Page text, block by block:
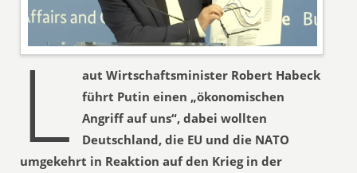
L
aut Wirtschaftsminister Robert Habeck
führt Putin einen „ökonomischen
Angriff auf uns“, dabei wollten
Deutschland, die EU und die NATO
umgekehrt in Reaktion auf den Krieg in der